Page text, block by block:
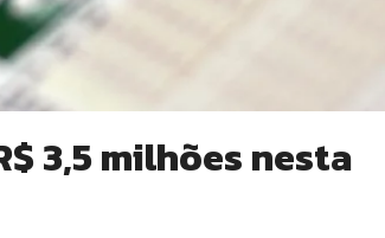
3,5 milhões nesta